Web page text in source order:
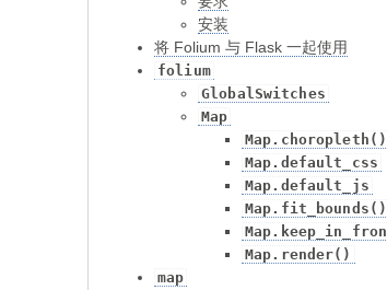
安装
将 Folium 与 Flask 一起使用
folium
GlobalSwitches
Map
Map.choropleth()
Map.default_css
Map.default_js
Map.fit_bounds()
Map.render()
map